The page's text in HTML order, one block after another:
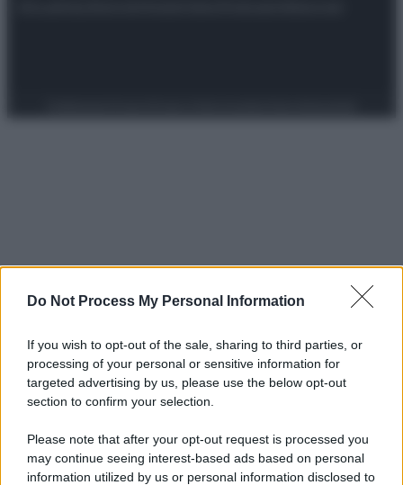
Do Not Process My Personal Information
If you wish to opt-out of the sale, sharing to third parties, or
processing of your personal or sensitive information for
targeted advertising by us, please use the below opt-out
section to confirm your selection.
Please note that after your opt-out request is processed you
may continue seeing interest-based ads based on personal
information utilized by us or personal information disclosed to